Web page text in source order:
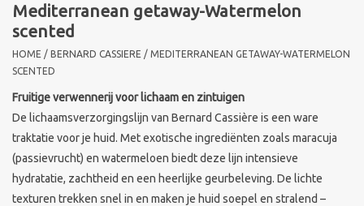
Producten
Huidproblemen
Mannen verzorging
Nieuw !!
Mediterranean getaway-Watermelon
scented
HOME / BERNARD CASSIERE / MEDITERRANEAN GETAWAY-WATERMELON
SCENTED
Fruitige verwennerij voor lichaam en zintuigen
De lichaamsverzorgingslijn van Bernard Cassière is een ware
traktatie voor je huid. Met exotische ingrediënten zoals maracuja
(passievrucht) en watermeloen biedt deze lijn intensieve
hydratatie, zachtheid en een heerlijke geurbeleving. De lichte
texturen trekken snel in en maken je huid soepel en stralend –